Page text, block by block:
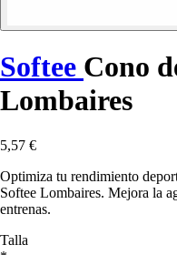
Softee Cono
Lombaires
5,57 €
Optimiza tu rendimiento
Softee Lombaires. Mejora la
entrenas.
Talla